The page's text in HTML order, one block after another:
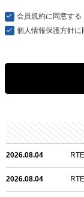
会員規約に同意する
個人情報保護方針に
2026.08.04
2026.08.04